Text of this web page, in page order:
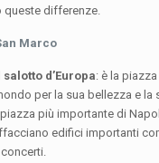
queste differenze.
Marco
salotto d’Europa: è la
per la sua bellezza e
più importante di
edifici importanti